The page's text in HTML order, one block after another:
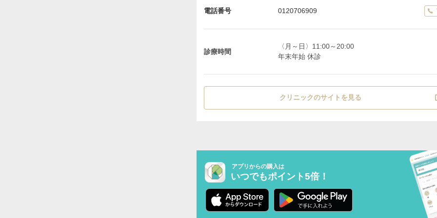
電話番号 0120706909
診療時間
〈月～日〉11:00～20:00
年末年始 休診
クリニックのサイトを見る
アプリからの購入は
いつでもポイント5倍！